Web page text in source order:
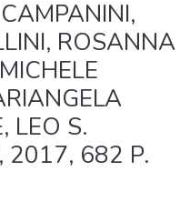
ROSANNA
LEO S.
2017, 682 P.